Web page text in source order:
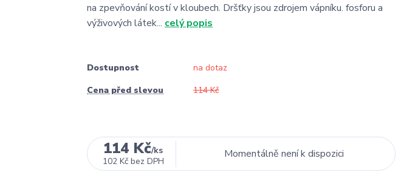
na zpevňování kostí v kloubech. Dršťky jsou zdrojem vápníku. fosforu a
výživových látek... celý popis
Dostupnost
na dotaz
Cena před slevou
114 Kč
114 Kč/ks
102 Kč bez DPH
Momentálně není k dispozici